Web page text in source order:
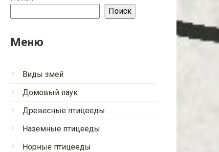
Поиск
Меню
Виды змей
Домовый паук
Древесные птицееды
Наземные птицееды
Норные птицееды